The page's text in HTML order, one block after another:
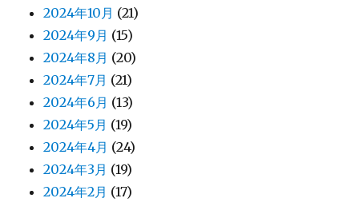
2024年10月 (21)
2024年9月 (15)
2024年8月 (20)
2024年7月 (21)
2024年6月 (13)
2024年5月 (19)
2024年4月 (24)
2024年3月 (19)
2024年2月 (17)